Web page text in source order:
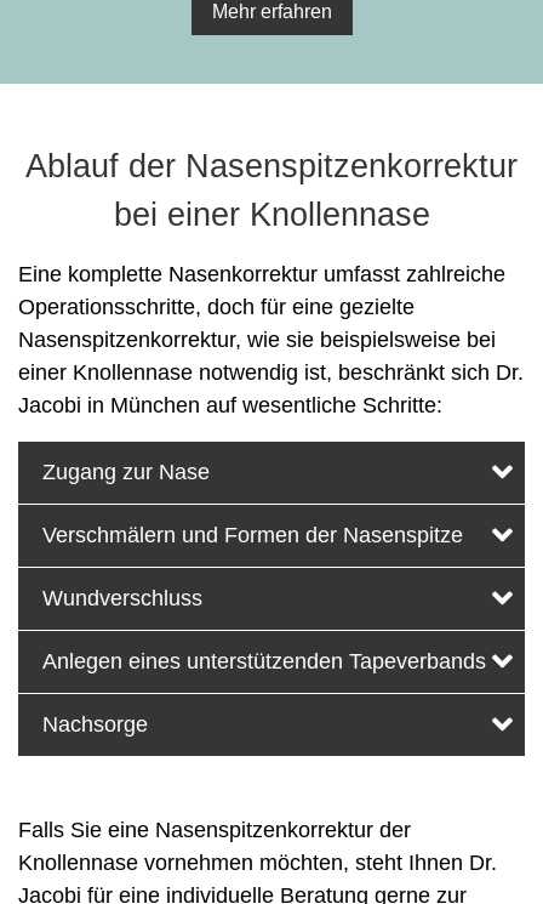
Mehr erfahren
Ablauf der Nasenspitzenkorrektur
bei einer Knollennase
Eine komplette Nasenkorrektur umfasst zahlreiche
Operationsschritte, doch für eine gezielte
Nasenspitzenkorrektur, wie sie beispielsweise bei
einer Knollennase notwendig ist, beschränkt sich Dr.
Jacobi in München auf wesentliche Schritte:
Zugang zur Nase
Verschmälern und Formen der Nasenspitze
Wundverschluss
Anlegen eines unterstützenden Tapeverbands
Nachsorge
Falls Sie eine Nasenspitzenkorrektur der
Knollennase vornehmen möchten, steht Ihnen Dr.
Jacobi für eine individuelle Beratung gerne zur